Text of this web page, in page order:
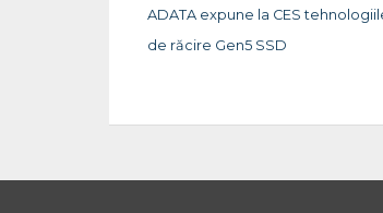
ADATA expune la CES
de răcire Gen5 SSD